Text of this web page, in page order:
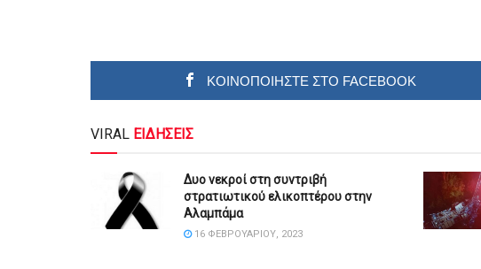
ΚΟΙΝΟΠΟΙΗΣΤΕ ΣΤΟ FACEBOOK
VIRAL ΕΙΔΗΣΕΙΣ
Δυο νεκροί στη συντριβή
στρατιωτικού ελικοπτέρου στην
Αλαμπάμα
16 ΦΕΒΡΟΥΑΡΊΟΥ, 2023